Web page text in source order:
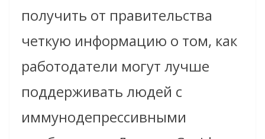
получить от правительства
четкую информацию о том, как
работодатели могут лучше
поддерживать людей с
иммунодепрессивными